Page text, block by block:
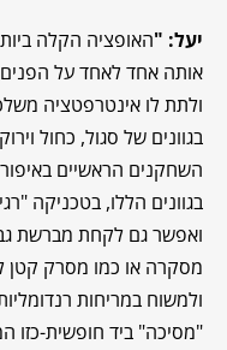
יעל: "האופציה הקלה
אותה אחד לאחד על
ולתת לו אינטרפטציה
בגוונים של סגול, כחול
השחקנים הראשיים
בגוונים הללו, בטכניקה
ואפשר גם לקחת מברשת
מסקרה או כמו מסרק קטן
ולמשוח במריחות
"מסיכה" ביד חופשית-כזו